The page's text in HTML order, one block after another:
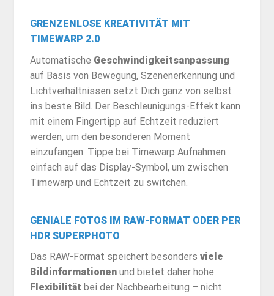
GRENZENLOSE KREATIVITÄT MIT
TIMEWARP 2.0
Automatische Geschwindigkeitsanpassung
auf Basis von Bewegung, Szenenerkennung und
Lichtverhältnissen setzt Dich ganz von selbst
ins beste Bild. Der Beschleunigungs-Effekt kann
mit einem Fingertipp auf Echtzeit reduziert
werden, um den besonderen Moment
einzufangen. Tippe bei Timewarp Aufnahmen
einfach auf das Display-Symbol, um zwischen
Timewarp und Echtzeit zu switchen.
GENIALE FOTOS IM RAW-FORMAT ODER PER
HDR SUPERPHOTO
Das RAW-Format speichert besonders viele
Bildinformationenund bietet daher hohe
Flexibilität bei der Nachbearbeitung – nicht